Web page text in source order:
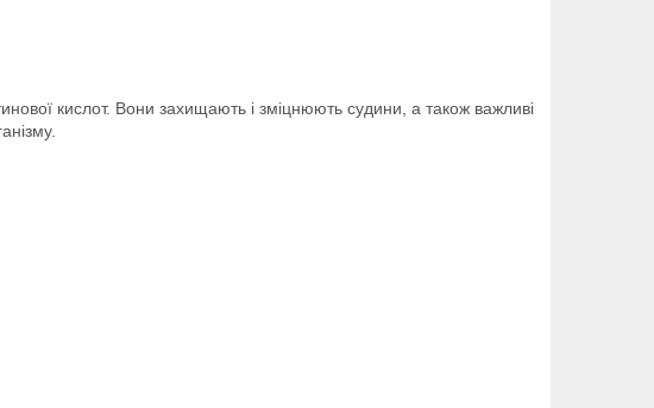
кислот. Вони захищають і зміцнюють судини, а також важливі